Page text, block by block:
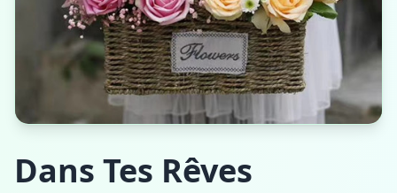
Dans Tes Rêves